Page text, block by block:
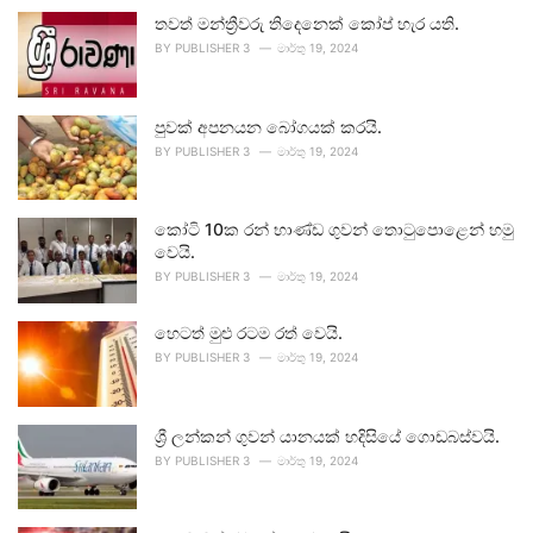
තවත් මන්ත්‍රීවරු තිදෙනෙක් කෝප් හැර යති.
BY PUBLISHER 3 මාර්තු 19, 2024
පුවක් අපනයන බෝගයක් කරයි.
BY PUBLISHER 3 මාර්තු 19, 2024
කෝටි 10ක රන් භාණ්ඩ ගුවන් තොටුපොළෙන් හමු
වෙයි.
BY PUBLISHER 3 මාර්තු 19, 2024
හෙටත් මුළු රටම රත් වෙයි.
BY PUBLISHER 3 මාර්තු 19, 2024
ශ්‍රී ලන්කන් ගුවන් යානයක් හදිසියේ ගොඩබස්වයි.
BY PUBLISHER 3 මාර්තු 19, 2024